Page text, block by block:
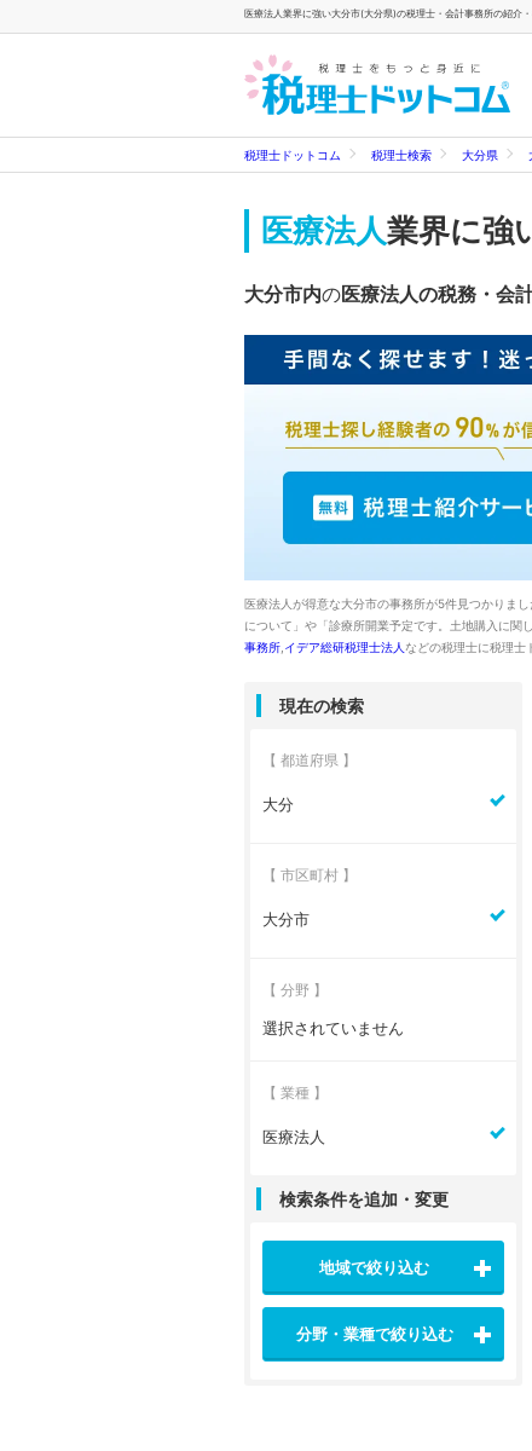
医療法人業界に強い大分市(大分県)の税理士・会計事務所の紹介
税理士ドットコム 税理士検索 大分県
医療法人業界に強
大分市内の医療法人の税務・会
医療法人が得意な大分市の事務所が5件見つかりまし
について」や「診療所開業予定です。土地購入に関
事務所 イデア総研税理士法人 などの税理士に税理士
現在の検索
【 都道府県 】
大分
【 市区町村 】
大分市
【 分野 】
選択されていません
【 業種 】
医療法人
検索条件を追加・変更
地域で絞り込む
分野・業種で絞り込む